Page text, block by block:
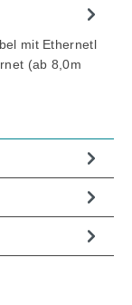
mit Ethernetl
(ab 8,0m